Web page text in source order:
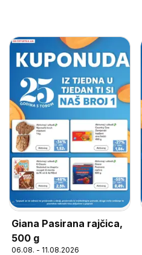
Giana Pasirana rajčica,
500 g
06.08. - 11.08.2026